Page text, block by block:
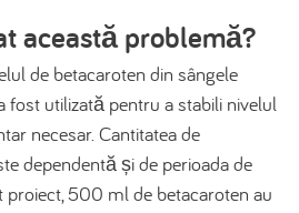
această problemă?
de betacaroten din sângele
fost utilizată pentru a stabili nivelul
necesar. Cantitatea de
dependentă și de perioada de
proiect, 500 ml de betacaroten au